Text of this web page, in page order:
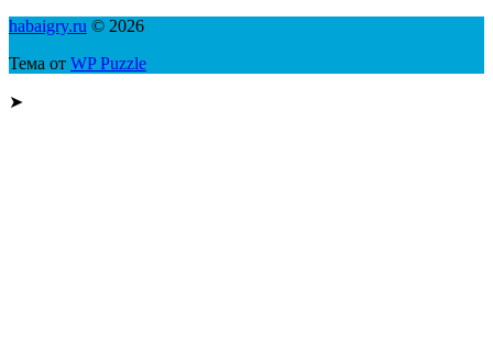
habaigry.ru © 2026
Тема от WP Puzzle
➤